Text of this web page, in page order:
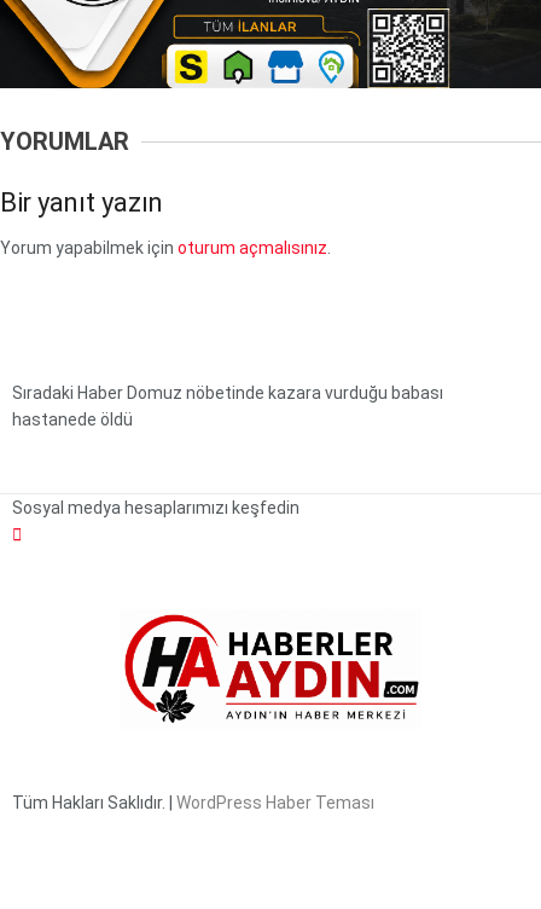
YORUMLAR
Bir yanıt yazın
Yorum yapabilmek için oturum açmalısınız
Sıradaki Haber Domuz nöbetinde kazara vurduğu babası
hastanede öldü
Sosyal medya hesaplarımızı keşfedin
Tüm Hakları Saklıdır. | WordPress Haber Teması